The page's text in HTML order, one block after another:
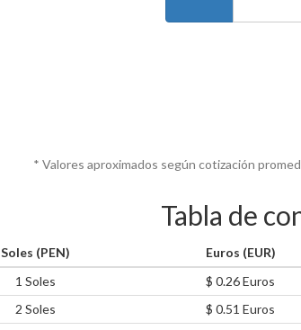
* Valores aproximados según cotización
Tabla de
Soles (PEN)
Euros (EUR)
1 Soles
$ 0.26 Euros
2 Soles
$ 0.51 Euros